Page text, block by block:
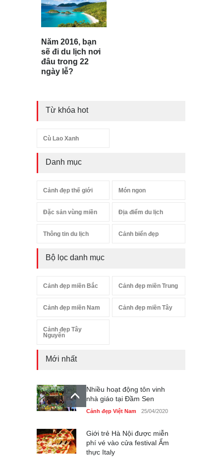
Năm 2016, bạn
sẽ đi du lịch nơi
đâu trong 22
ngày lễ?
Từ khóa hot
Cù Lao Xanh
Danh mục
Cảnh đẹp thế giới Món ngon
Đặc sản vùng miền Địa điểm du lịch
Thông tin du lịch Cảnh biển đẹp
Bộ lọc danh mục
Cảnh đẹp miền Bắc Cảnh đẹp miền Trung
Cảnh đẹp miền Nam Cảnh đẹp miền Tây
Cảnh đẹp Tây
Nguyên
Mới nhất
Nhiều hoạt động tôn vinh
nhà giáo tại Đầm Sen
Cảnh đẹp Việt Nam 25/04/2020
Giới trẻ Hà Nội được miễn
phí vé vào cửa festival Ẩm
thực Italy